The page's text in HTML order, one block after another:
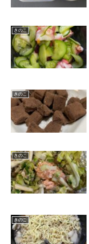
きのこ
きのこ
きのこ
きのこ